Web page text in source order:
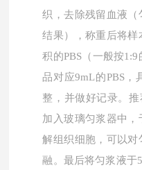
织，去除残留血液
结果），称重后将
积的PBS（一般按
品对应9mL的PBS，
整，并做好记录。推
加入玻璃匀浆器中
解组织细胞，可以
融。最后将匀浆液于